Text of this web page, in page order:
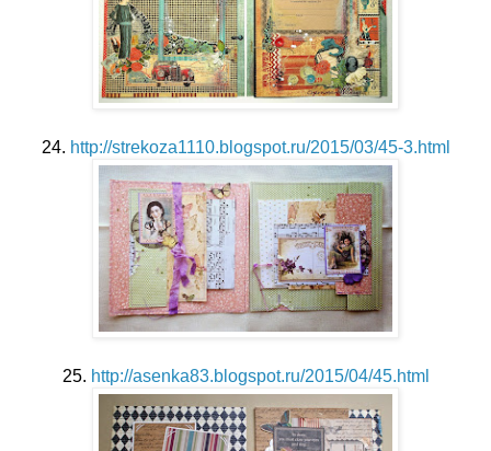
24. http://strekoza1110.blogspot.ru/2015/03/45-3.html
25. http://asenka83.blogspot.ru/2015/04/45.html